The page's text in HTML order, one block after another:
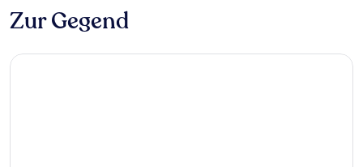
Zur Gegend